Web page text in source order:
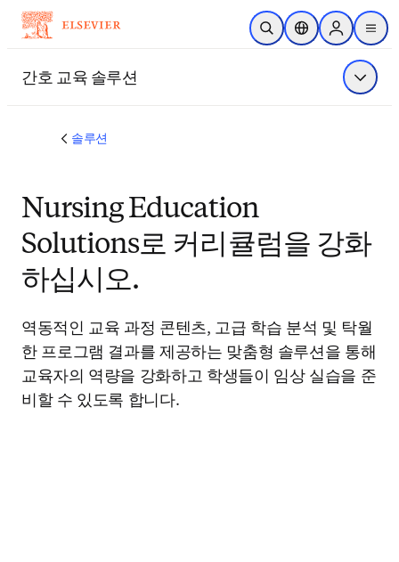
주요 콘텐츠로 건너뛰기
검색 열기위치 선택기Sign in to
menu
간호 교육 솔루션 메뉴
솔루션
Nursing Education
Solutions로 커리큘럼을 강화
하십시오.
역동적인 교육 과정 콘텐츠, 고급 학습 분석 및 탁월
한 프로그램 결과를 제공하는 맞춤형 솔루션을 통해
교육자의 역량을 강화하고 학생들이 임상 실습을 준
비할 수 있도록 합니다.